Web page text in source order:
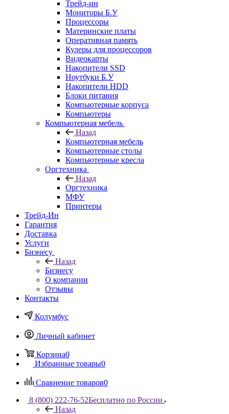
Трейд-ин
Мониторы Б.У
Процессоры
Материнские платы
Оперативная память
Кулеры для процессоров
Видеокарты
Накопители SSD
Ноутбуки Б.У
Накопители HDD
Блоки питания
Компьютерные корпуса
Компьютеры
Компьютерная мебель
Назад
Компьютерная мебель
Компьютерные столы
Компьютерные кресла
Оргтехника
Назад
Оргтехника
МФУ
Принтеры
Трейд-Ин
Гарантия
Доставка
Услуги
Бизнесу
Назад
Бизнесу
О компании
Отзывы
Контакты
Колумбус
Личный кабинет
Корзина0
Избранные товары0
Сравнение товаров0
8 (800) 222-76-52Бесплатно по России
Назад